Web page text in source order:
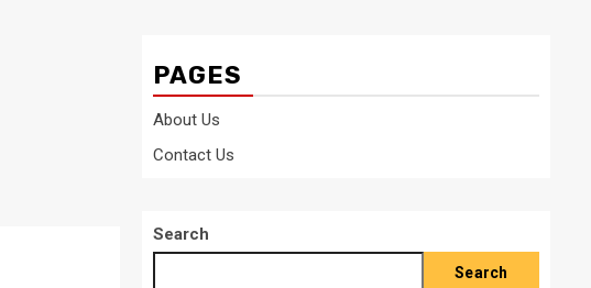
PAGES
About Us
Contact Us
Search
Search